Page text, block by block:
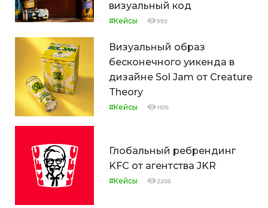
визуальный код
#Кейсы 993
Визуальный образ
бесконечного уикенда в
дизайне Sol Jam от Creature
Theory
#Кейсы 1105
Глобальный ребрендинг
KFC от агентства JKR
#Кейсы 2206